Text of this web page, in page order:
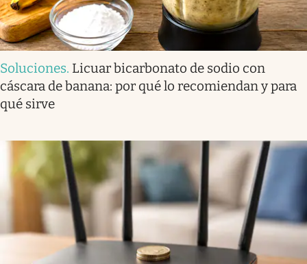
Soluciones. Licuar bicarbonato de sodio con
cáscara de banana: por qué lo recomiendan y para
qué sirve